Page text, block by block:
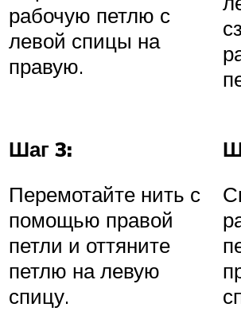
рабочую петлю с
левой спицы на
правую.
Шаг 3:
Перемотайте нить с
помощью правой
петли и оттяните
петлю на левую
спицу.